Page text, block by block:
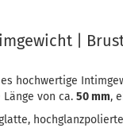
|
hochwertige
Länge von ca. 50 mm,